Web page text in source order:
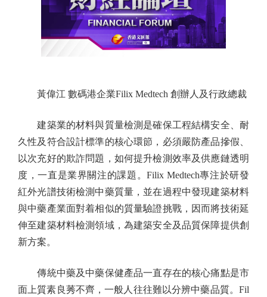
黃偉江 數碼港企業Filix Medtech 創辦人及行政總裁
建築業的材料與質量檢測是確保工程結構安全、耐
久性及符合設計標準的核心環節，必須嚴防產品摻假、
以次充好的欺詐問題，如何提升檢測效率及供應鏈透明
度，一直是業界關注的課題。Filix Medtech專注於研發
紅外光譜技術檢測中藥質量，並在過程中發現建築材料
與中藥產業面對着相似的質量驗證挑戰，因而將技術延
伸至建築材料檢測領域，為建築安全及品質保障提供創
新方案。
傳統中藥及中藥保健產品一直存在的核心痛點是市
面上質素良莠不齊，一般人往往難以分辨中藥品質。Fil